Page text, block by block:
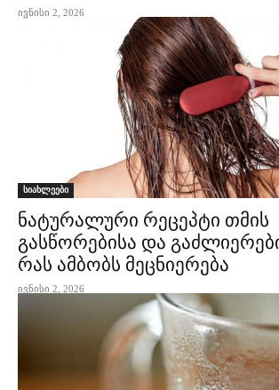
ივნისი 2, 2026
სიახლეები
ნატურალური რეცეპტი თმის
გასწორებისა და
რას ამბობს მეცნიერება
ივნისი 2, 2026